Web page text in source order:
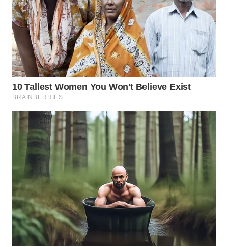
WAHANA
LISTRIK
WAHANA
TRAVEL
TV
WAHANANEWS
ID
WAHANANEWS
WAHANANEWS
NET
WAHANA
SPORT